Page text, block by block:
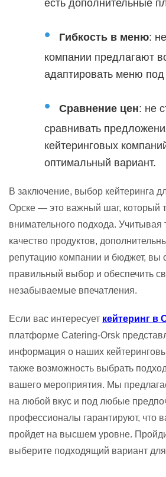
есть дополнительные
Гибкость в меню:
компании предлагают
адаптировать меню
Сравнение цен: не
сравнивать
кейтеринговых
оптимальный вариант.
В заключение, выбор кейтеринга
Орске — это важный шаг, который
внимательного подхода. Учитывая
качество продуктов,
репутацию компании и бюджет, вы
правильный выбор и обеспечить
незабываемые впечатления.
Если вас интересует кейтеринг в
платформе Catering-Orsk
информация о наших
также возможность выбрать
вашего мероприятия. Мы
на любой вкус и под любые
профессионалы гарантируют, что
пройдет на высшем уровне.
выберите подходящий вариант